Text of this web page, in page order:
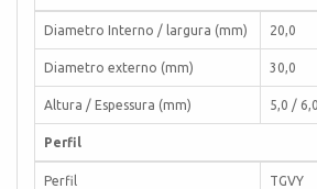
Diametro Interno / largura (mm) 20,0
Diametro externo (mm) 30,0
Altura / Espessura (mm) 5,0 / 6,0
Perfil
Perfil TGVY